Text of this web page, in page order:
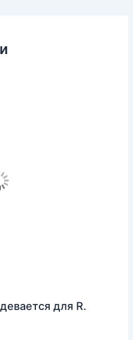
для R.